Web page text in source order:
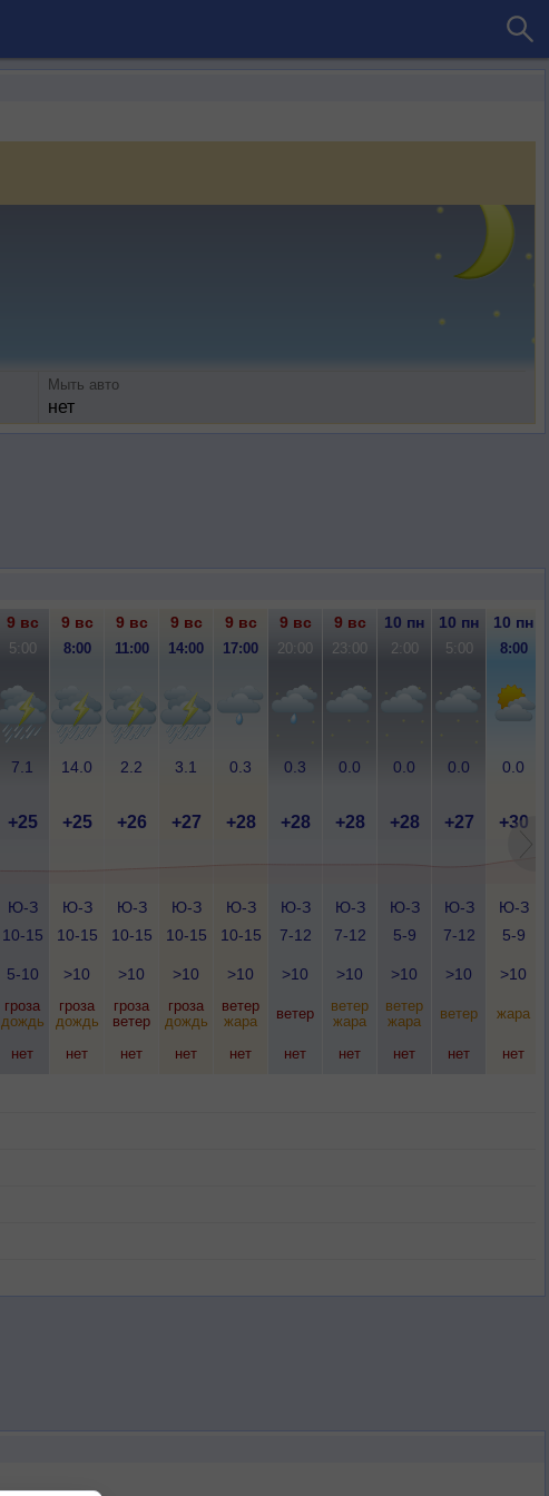
Мыть авто
нет
9 вс 9 вс 9 вс 9 вс 9 вс 9 вс 9 вс 10 пн 10 пн 10 пн
5:00 8:00 11:00 14:00 17:00 20:00 23:00 2:00 5:00 8:00
7.1 14.0 2.2 3.1 0.3 0.3 0.0 0.0 0.0 0.0
+25 +25 +26 +27 +28 +28 +28 +28 +27 +30
Ю-З
10-15
Ю-З
10-15
Ю-З
10-15
Ю-З
10-15
Ю-З
10-15
Ю-З
7-12
Ю-З
7-12
Ю-З
5-9
Ю-З
7-12
Ю-З
5-9
5-10 >10 >10 >10 >10 >10 >10 >10 >10 >10
гроза
дождь
гроза
дождь
гроза
ветер
гроза
дождь
ветер
жара
ветер
ветер
жара
ветер
жара
ветер жара
нет нет нет нет нет нет нет нет нет нет